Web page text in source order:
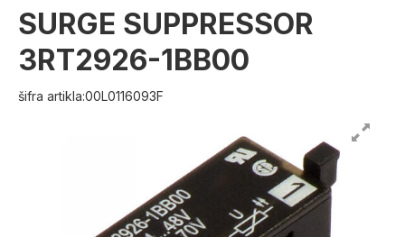
SURGE SUPPRESSOR
3RT2926-1BB00
šifra artikla:00L0116093F